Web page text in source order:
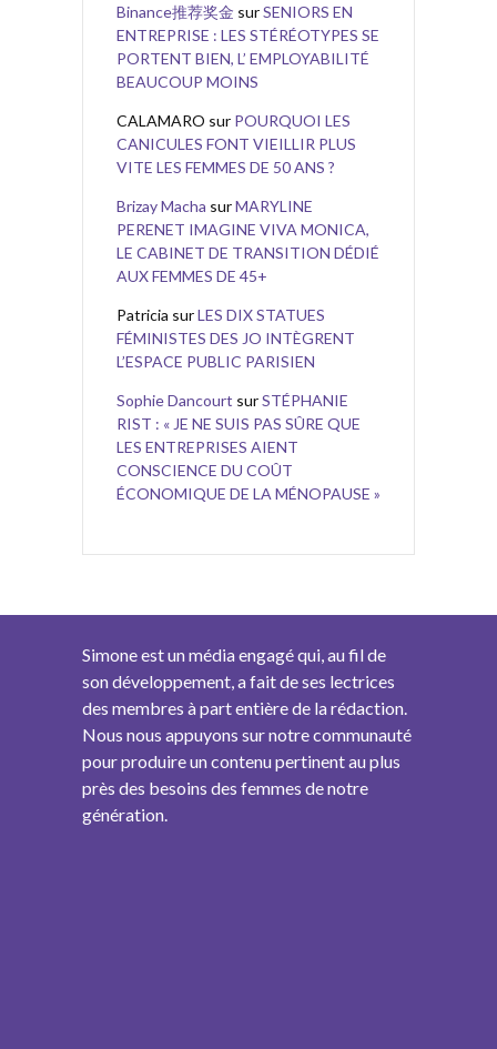
Binance推荐奖金 surSENIORS EN
ENTREPRISE : LES STÉRÉOTYPES SE
PORTENT BIEN, L’ EMPLOYABILITÉ
BEAUCOUP MOINS
CALAMARO sur POURQUOI LES
CANICULES FONT VIEILLIR PLUS
VITE LES FEMMES DE 50 ANS ?
Brizay Macha surMARYLINE
PERENET IMAGINE VIVA MONICA,
LE CABINET DE TRANSITION DÉDIÉ
AUX FEMMES DE 45+
Patricia surLES DIX STATUES
FÉMINISTES DES JO INTÈGRENT
L’ESPACE PUBLIC PARISIEN
Sophie Dancourt surSTÉPHANIE
RIST : « JE NE SUIS PAS SÛRE QUE
LES ENTREPRISES AIENT
CONSCIENCE DU COÛT
ÉCONOMIQUE DE LA MÉNOPAUSE »
Simone est un média engagé qui, au fil de
son développement, a fait de ses lectrices
des membres à part entière de la rédaction.
Nous nous appuyons sur notre communauté
pour produire un contenu pertinent au plus
près des besoins des femmes de notre
génération.